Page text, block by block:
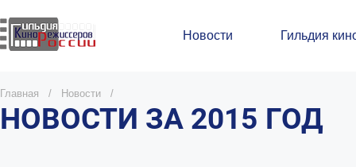
Новости Гильдия
Главная / Новости /
НОВОСТИ ЗА 2015 ГОД